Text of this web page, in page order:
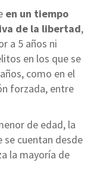
en un tiempo
de la libertad,
a 5 años ni
en los que se
como en el
forzada, entre
de edad, la
se cuentan desde
la mayoría de